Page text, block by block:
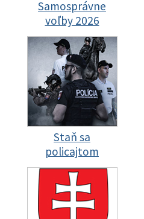
Samosprávne
voľby 2026
Staň sa
policajtom